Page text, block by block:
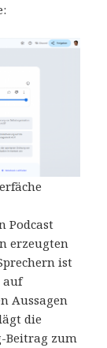
Podcast
erzeugten
ist
auf
Aussagen
die
Beitrag zum